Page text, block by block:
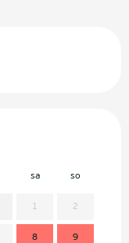
sa so
1 2
8 9